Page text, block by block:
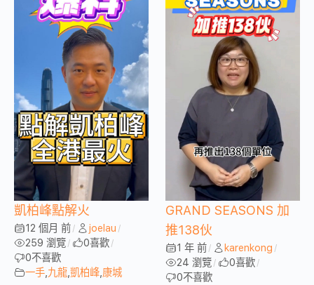
凱柏峰點解火
12 個月 前 / joelau /
259 瀏覽 / 0喜歡 /
0不喜歡
一手 九龍 凱柏峰 康城
GRAND SEASONS 加
推138伙
1 年 前 / karenkong /
24 瀏覽 / 0喜歡 /
0不喜歡